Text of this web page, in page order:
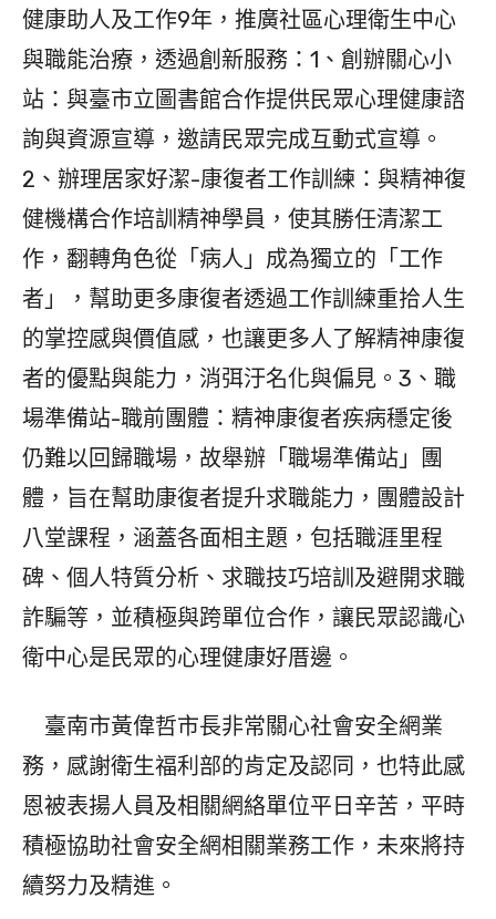
健康助人及工作9年，推廣社區心理衛生中心
與職能治療，透過創新服務：1、創辦關心小
站：與臺市立圖書館合作提供民眾心理健康諮
詢與資源宣導，邀請民眾完成互動式宣導。
2、辦理居家好潔-康復者工作訓練：與精神復
健機構合作培訓精神學員，使其勝任清潔工
作，翻轉角色從「病人」成為獨立的「工作
者」，幫助更多康復者透過工作訓練重拾人生
的掌控感與價值感，也讓更多人了解精神康復
者的優點與能力，消弭汙名化與偏見。3、職
場準備站-職前團體：精神康復者疾病穩定後
仍難以回歸職場，故舉辦「職場準備站」團
體，旨在幫助康復者提升求職能力，團體設計
八堂課程，涵蓋各面相主題，包括職涯里程
碑、個人特質分析、求職技巧培訓及避開求職
詐騙等，並積極與跨單位合作，讓民眾認識心
衛中心是民眾的心理健康好厝邊。
臺南市黃偉哲市長非常關心社會安全網業
務，感謝衛生福利部的肯定及認同，也特此感
恩被表揚人員及相關網絡單位平日辛苦，平時
積極協助社會安全網相關業務工作，未來將持
續努力及精進。